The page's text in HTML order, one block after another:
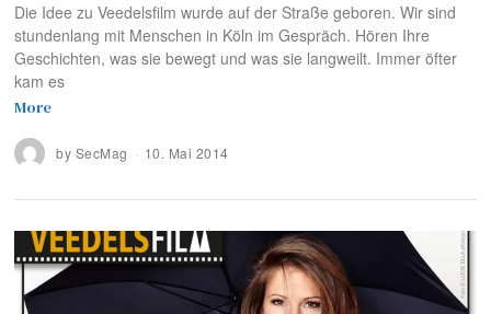
Die Idee zu Veedelsfilm wurde auf der Straße geboren. Wir sind
stundenlang mit Menschen in Köln im Gespräch. Hören Ihre
Geschichten, was sie bewegt und was sie langweilt. Immer öfter
kam es
More
by SecMag 10. Mai 2014